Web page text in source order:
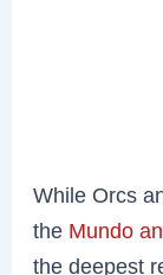
While Orcs
the Mundo
the deepest